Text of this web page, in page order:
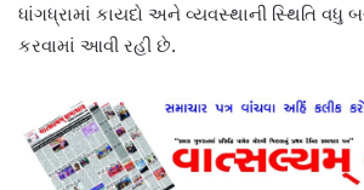
ધાંગધ્રામાં કાયદો અને વ્યવસ્થાની સ્થિતિ વધુ
કરવામાં આવી રહી છે.